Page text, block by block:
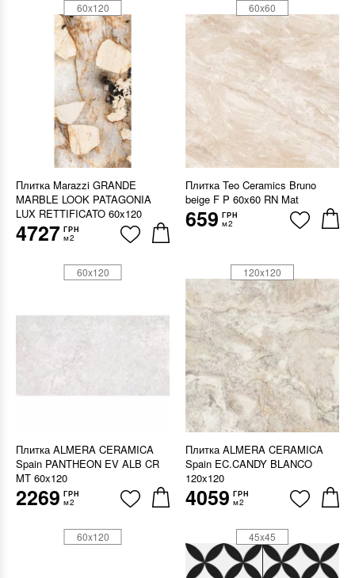
Плитка Marazzi GRANDE
MARBLE LOOK PATAGONIA
LUX RETTIFICATO 60x120
4727 ГРН
м2
60x120
Плитка Teo Ceramics Bruno
beige F P 60x60 RN Mat
659 ГРН
м2
60x60
Плитка ALMERA CERAMICA
Spain PANTHEON EV ALB CR
MT 60x120
2269 ГРН
м2
60x120
Плитка ALMERA CERAMICA
Spain EC.CANDY BLANCO
120x120
4059 ГРН
м2
120x120
60x120 45x45